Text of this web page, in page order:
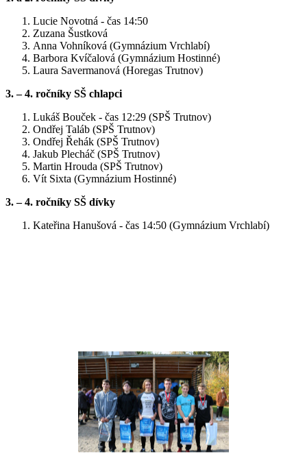
Lucie Novotná - čas 14:50
Zuzana Šustková
Anna Vohníková (Gymnázium Vrchlabí)
Barbora Kvíčalová (Gymnázium Hostinné)
Laura Savermanová (Horegas Trutnov)
3. – 4. ročníky SŠ chlapci
Lukáš Bouček - čas 12:29 (SPŠ Trutnov)
Ondřej Taláb (SPŠ Trutnov)
Ondřej Řehák (SPŠ Trutnov)
Jakub Plecháč (SPŠ Trutnov)
Martin Hrouda (SPŠ Trutnov)
Vít Sixta (Gymnázium Hostinné)
3. – 4. ročníky SŠ dívky
Kateřina Hanušová - čas 14:50 (Gymnázium Vrchlabí)